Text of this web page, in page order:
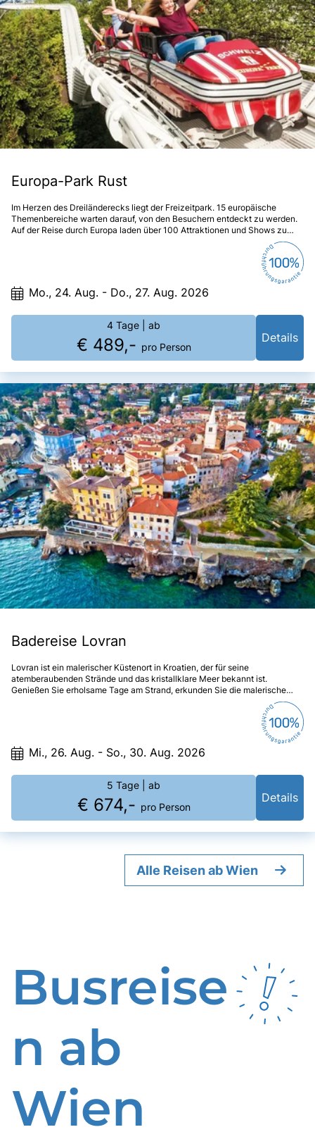
Europa-Park Rust
Im Herzen des Dreiländerecks liegt der Freizeitpark. 15 europäische
Themenbereiche warten darauf, von den Besuchern entdeckt zu werden.
Auf der Reise durch Europa laden über 100 Attraktionen und Shows zu
einer spannenden Tour ein und versprechen Spaß für die ganze Familie.
Mo., 24. Aug. - Do., 27. Aug. 2026
4 Tage | ab
€ 489,- pro Person
Details
Badereise Lovran
Lovran ist ein malerischer Küstenort in Kroatien, der für seine
atemberaubenden Strände und das kristallklare Meer bekannt ist.
Genießen Sie erholsame Tage am Strand, erkunden Sie die malerische
verwöhnen. Eine Badereise nach Lovran verspricht Erholung, Entspannung
Mi., 26. Aug. - So., 30. Aug. 2026
5 Tage | ab
€ 674,- pro Person
Details
Alle Reisen ab Wien
Busreise
n ab
Wien